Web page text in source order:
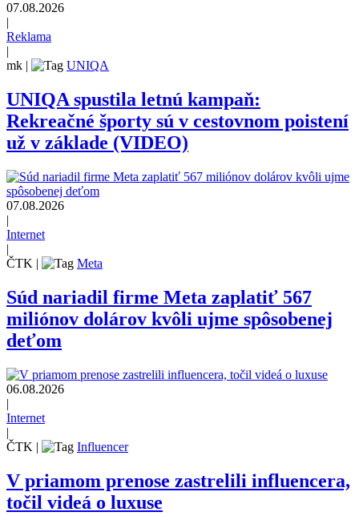
07.08.2026
|
Reklama
|
mk | UNIQA
UNIQA spustila letnú kampaň:
Rekreačné športy sú v cestovnom poistení
už v základe (VIDEO)
07.08.2026
|
Internet
|
ČTK | Meta
Súd nariadil firme Meta zaplatiť 567
miliónov dolárov kvôli ujme spôsobenej
deťom
06.08.2026
|
Internet
|
ČTK | Influencer
V priamom prenose zastrelili influencera,
točil videá o luxuse